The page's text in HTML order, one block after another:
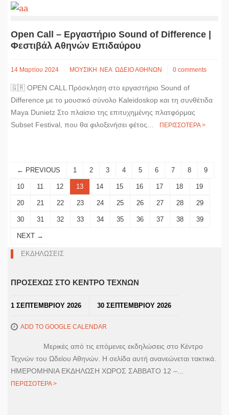
Open Call – Eργαστήριο Sound of Difference |
Φεστιβάλ Αθηνών Επιδαύρου
14 Μαρτίου 2024 ΜΟΥΣΙΚΗ ΝΕΑ ΩΔΕΙΟ ΑΘΗΝΩΝ 0 comments
🇬🇷 OPEN CALL Πρόσκληση στο εργαστήριο Sound of
Difference με το μουσικό σύνολο Kaleidoskop και τη συνθέτιδα
Maya Dunietz Στο πλαίσιο της επιτυχημένης πλατφόρμας
Subset Festival, που θα φιλοξενήσει φέτος...
ΠΕΡΙΣΣΟΤΕΡΑ >
← PREVIOUS 1 2 3 4 5 6 7 8 9
10 11 12 13 14 15 16 17 18 19
20 21 22 23 24 25 26 27 28 29
30 31 32 33 34 35 36 37 38 39
NEXT →
ΕΚΔΗΛΩΣΕΙΣ
ΠΡΟΣΕΧΩΣ ΣΤΟ ΚΕΝΤΡΟ ΤΕΧΝΩΝ
1 ΣΕΠΤΕΜΒΡΙΟΥ 2026 30 ΣΕΠΤΕΜΒΡΙΟΥ 2026
ADD TO GOOGLE CALENDAR
Μερικές από τις επόμενες εκδηλώσεις στο Κέντρο
Τεχνών του Ωδείου Αθηνών. Η σελίδα αυτή ανανεώνεται τακτικά.
ΗΜΕΡΟΜΗΝΙΑ ΕΚΔΗΛΩΣΗ ΧΩΡΟΣ ΣΑΒΒΑΤΟ 12 –...
ΠΕΡΙΣΣΟΤΕΡΑ >